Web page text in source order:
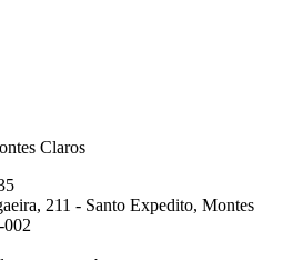
Claros
211 - Santo Expedito, Montes